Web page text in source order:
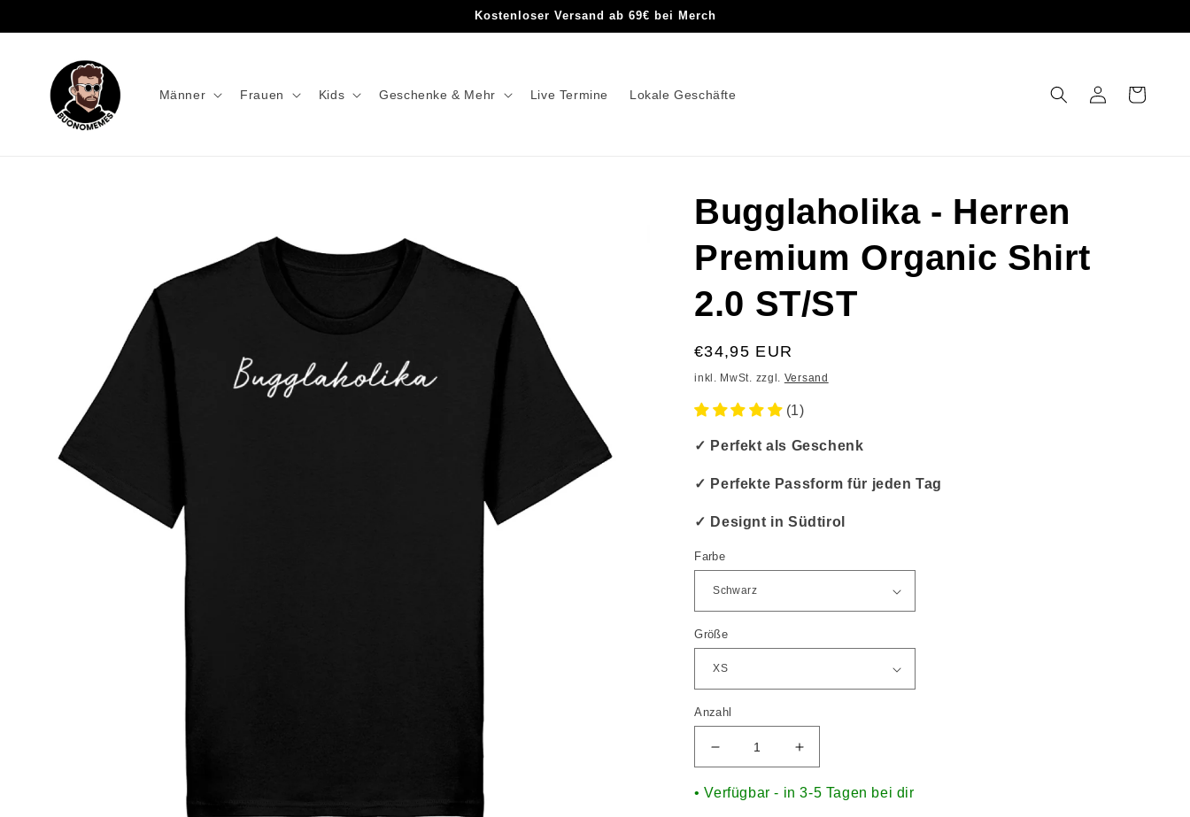
Kostenloser Versand ab 69€ bei Merch
Männer Frauen Kids Geschenke & Mehr Live Termine Lokale Geschäfte EinloggenWarenkorb
Bugglaholika - Herren
Premium Organic Shirt
2.0 ST/ST
€34,95 EUR
inkl. MwSt. zzgl. Versand
(1)
✓ Perfekt als Geschenk
✓ Perfekte Passform für jeden Tag
✓ Designt in Südtirol
Farbe
Größe
Anzahl
• Verfügbar - in 3-5 Tagen bei dir